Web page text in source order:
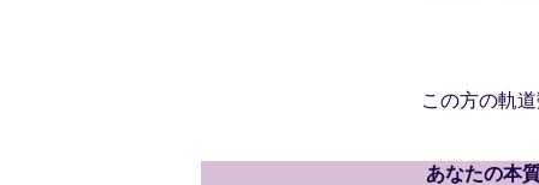
この方の軌
あなたの本